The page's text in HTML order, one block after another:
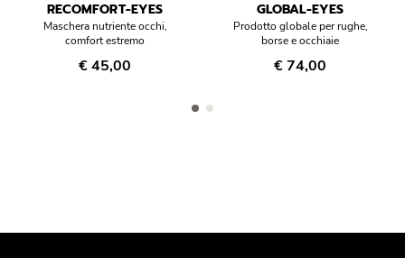
RECOMFORT-EYES
Maschera nutriente occhi,
comfort estremo
€ 45,00
GLOBAL-EYES
Prodotto globale per rughe,
borse e occhiaie
€ 74,00